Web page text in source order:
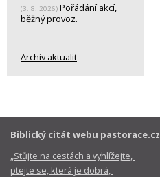
(3. 8. 2026) Pořádání akcí,
běžný provoz.
Archiv aktualit
Biblický citát webu pastorace.cz
„Stůjte na cestách a vyhlížejte,
ptejte se, která je dobrá,